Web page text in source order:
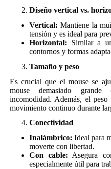
Diseño vertical vs.
Vertical: Mantiene la
tensión y es ideal para
Horizontal: Similar a
contornos y formas
Tamaño y peso
Es crucial que el mouse se
mouse demasiado
incomodidad. Además, el
movimiento continuo durante
Conectividad
Inalámbrico: Ideal para
moverte con libertad.
Con cable: Asegura
especialmente útil para